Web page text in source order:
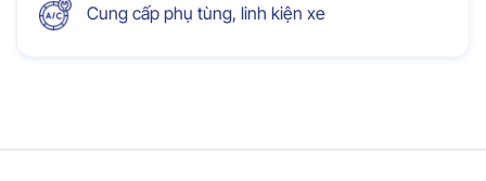
Cung cấp phụ tùng, linh kiện xe